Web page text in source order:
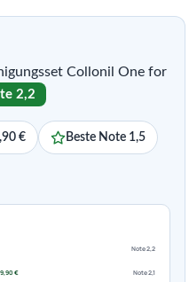
Collonil One for
2,2
€ Beste Note 1,5
Note 2,2
€
Note 2,1